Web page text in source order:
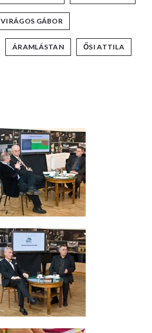
VIRÁGOS GÁBOR
ÁRAMLÁSTAN ŐSI ATTILA